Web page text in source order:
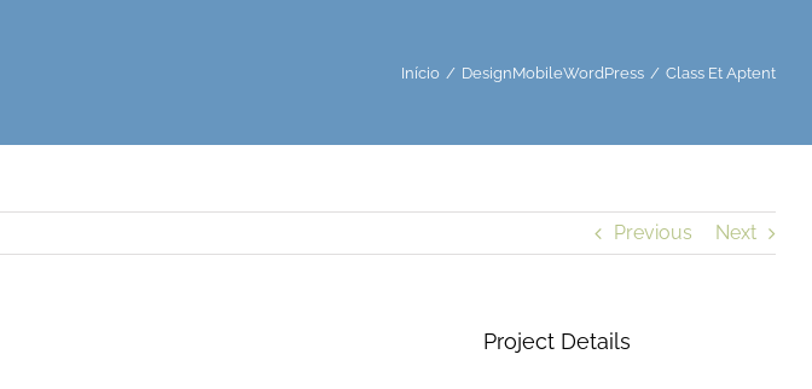
Início DesignMobileWordPress Class Et Aptent
Previous Next
Project Details